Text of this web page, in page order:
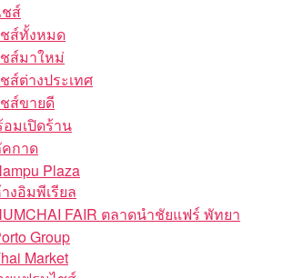
ส์
ส์ทั้งหมด
ส์มาใหม่
ส์ต่างประเทศ
ส์ขายดี
มเปิดร้าน
กาด
Plaza
งอิมพีเรียล
FAIR ตลาดนำชัยแฟร์ พัทยา
Group
Market